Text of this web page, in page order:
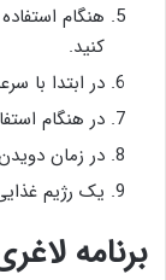
هنگام
کنید.
در ابتدا با
در هنگام
در زمان
یک رژیم
برنامه